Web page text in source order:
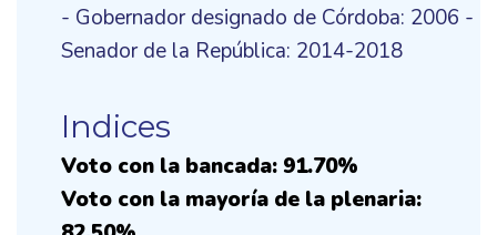
- Gobernador designado de Córdoba: 2006 -
Senador de la República: 2014-2018
Indices
Voto con la bancada: 91.70%
Voto con la mayoría de la plenaria: